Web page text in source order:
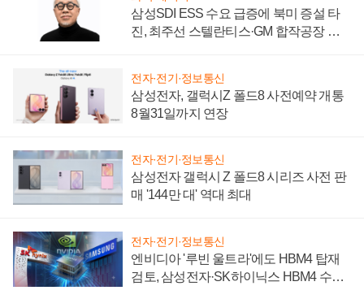
삼성SDI ESS 수요 급증에 북미 증설 타
진, 최주선 스텔란티스·GM 합작공장 건
전자·전기·정보통신
삼성전자, 갤럭시Z 폴드8 사전예약 개통
8월31일까지 연장
전자·전기·정보통신
삼성전자 갤럭시 Z 폴드8 시리즈 사전 판
매 '144만 대' 역대 최대
전자·전기·정보통신
엔비디아 '루빈 울트라'에도 HBM4 탑재
검토, 삼성전자·SK하이닉스 HBM4 수율